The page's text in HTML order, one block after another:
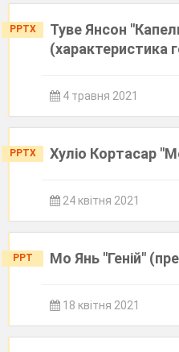
PPTX
Туве Янсон
(характеристика
4 травня 2021
PPTX Хуліо Кортасар
24 квітня 2021
PPT Мо Янь "Геній"
18 квітня 2021